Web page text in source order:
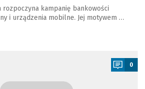
rozpoczyna kampanię bankowości
i urządzenia mobilne. Jej motywem …
0